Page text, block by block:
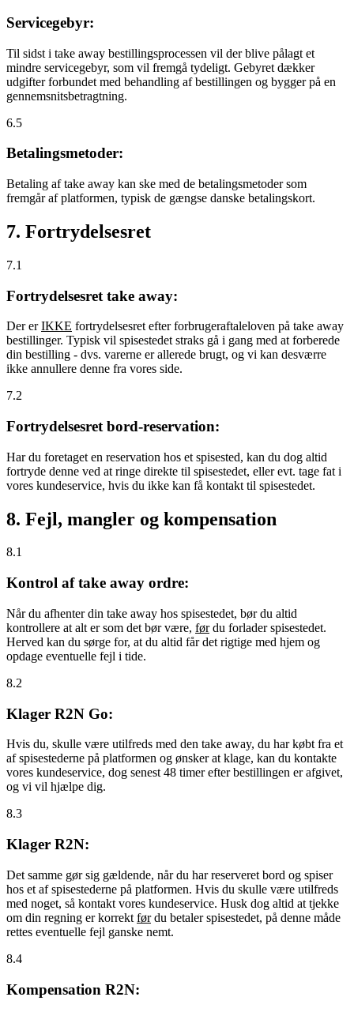
Servicegebyr:
Til sidst i take away bestillingsprocessen vil der blive pålagt et
mindre servicegebyr, som vil fremgå tydeligt. Gebyret dækker
udgifter forbundet med behandling af bestillingen og bygger på en
gennemsnitsbetragtning.
6.5
Betalingsmetoder:
Betaling af take away kan ske med de betalingsmetoder som
fremgår af platformen, typisk de gængse danske betalingskort.
7. Fortrydelsesret
7.1
Fortrydelsesret take away:
Der erIKKE fortrydelsesret efter forbrugeraftaleloven på take away
bestillinger. Typisk vil spisestedet straks gå i gang med at forberede
din bestilling - dvs. varerne er allerede brugt, og vi kan desværre
ikke annullere denne fra vores side.
7.2
Fortrydelsesret bord-reservation:
Har du foretaget en reservation hos et spisested, kan du dog altid
fortryde denne ved at ringe direkte til spisestedet, eller evt. tage fat i
vores kundeservice, hvis du ikke kan få kontakt til spisestedet.
8. Fejl, mangler og kompensation
8.1
Kontrol af take away ordre:
Når du afhenter din take away hos spisestedet, bør du altid
kontrollere at alt er som det bør være, førdu forlader spisestedet.
Herved kan du sørge for, at du altid får det rigtige med hjem og
opdage eventuelle fejl i tide.
8.2
Klager R2N Go:
Hvis du, skulle være utilfreds med den take away, du har købt fra et
af spisestederne på platformen og ønsker at klage, kan du kontakte
vores kundeservice, dog senest 48 timer efter bestillingen er afgivet,
og vi vil hjælpe dig.
8.3
Klager R2N:
Det samme gør sig gældende, når du har reserveret bord og spiser
hos et af spisestederne på platformen. Hvis du skulle være utilfreds
med noget, så kontakt vores kundeservice. Husk dog altid at tjekke
om din regning er korrekt førdu betaler spisestedet, på denne måde
rettes eventuelle fejl ganske nemt.
8.4
Kompensation R2N: